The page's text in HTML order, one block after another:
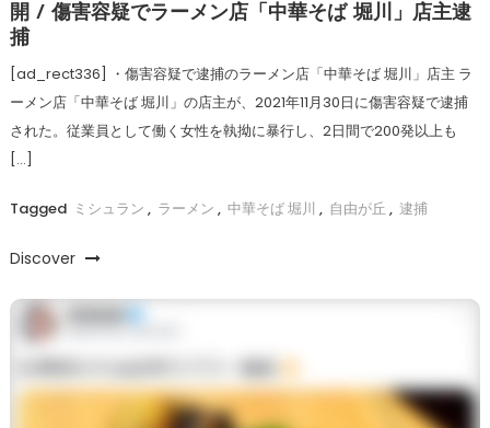
開 / 傷害容疑でラーメン店「中華そば 堀川」店主逮
捕
[ad_rect336] ・傷害容疑で逮捕のラーメン店「中華そば 堀川」店主 ラ
ーメン店「中華そば 堀川」の店主が、2021年11月30日に傷害容疑で逮捕
された。従業員として働く女性を執拗に暴行し、2日間で200発以上も
[…]
Tagged ミシュラン , ラーメン , 中華そば 堀川 , 自由が丘 , 逮捕
Discover